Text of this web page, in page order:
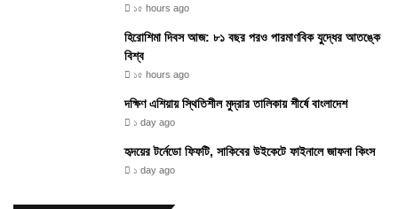
১৫ hours ago
হিরোশিমা দিবস আজ: ৮১ বছর পরও পারমাণবিক যুদ্ধের আতঙ্কে
বিশ্ব
১৫ hours ago
দক্ষিণ এশিয়ায় স্থিতিশীল মুদ্রার তালিকায় শীর্ষে বাংলাদেশ
১ day ago
হৃদয়ের টর্নেডো ফিফটি, সাকিবের উইকেটে ফাইনালে জাফনা কিংস
১ day ago